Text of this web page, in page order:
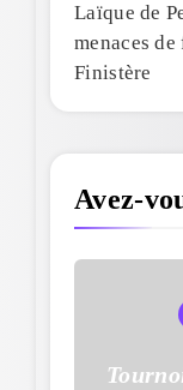
Laïque de
menaces
Finistère
Avez-